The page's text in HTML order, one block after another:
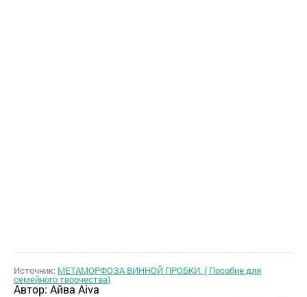
Источник: МЕТАМОРФОЗА ВИННОЙ ПРОБКИ. ( Пособие для
семейного творчества)
Автор: Айва Aiva